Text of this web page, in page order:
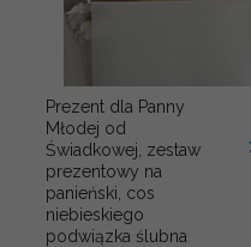
Prezent dla Panny
Młodej od
Świadkowej, zestaw
prezentowy na
panieński, cos
niebieskiego
podwiązka ślubna